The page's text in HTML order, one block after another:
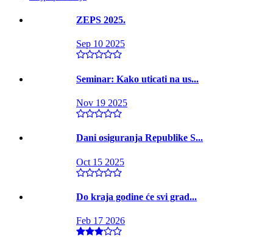
ZEPS 2025.
Sep 10 2025
Seminar: Kako uticati na us...
Nov 19 2025
Dani osiguranja Republike S...
Oct 15 2025
Do kraja godine će svi grad...
Feb 17 2026